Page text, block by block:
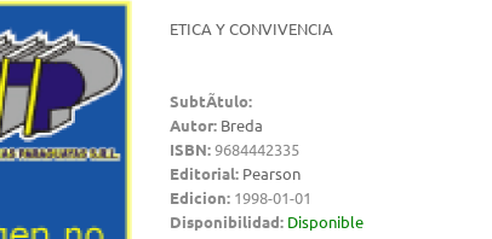
ETICA Y CONVIVENCIA
SubtÃ­tulo:
Autor: Breda
ISBN:9684442335
Editorial: Pearson
Edicion: 1998-01-01
Disponibilidad: Disponible